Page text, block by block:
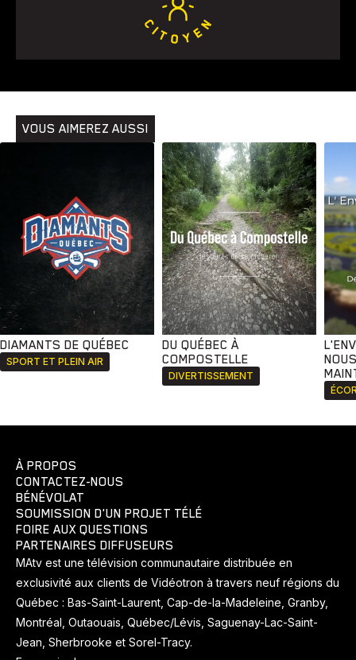
Bingo Communauté
VOUS AIMEREZ AUSSI
DIAMANTS DE QUÉBEC
SPORT ET PLEIN AIR
DU QUÉBEC À
COMPOSTELLE
DIVERTISSEMENT
À PROPOS
CONTACTEZ-NOUS
BÉNÉVOLAT
SOUMISSION D'UN PROJET TÉLÉ
FOIRE AUX QUESTIONS
PARTENAIRES DIFFUSEURS
MAtv est une télévision communautaire distribuée en
exclusivité aux clients de Vidéotron à travers neuf régions du
Québec : Bas-Saint-Laurent, Cap-de-la-Madeleine, Granby,
Montréal, Outaouais, Québec/Lévis, Saguenay-Lac-Saint-
Jean, Sherbrooke et Sorel-Tracy.